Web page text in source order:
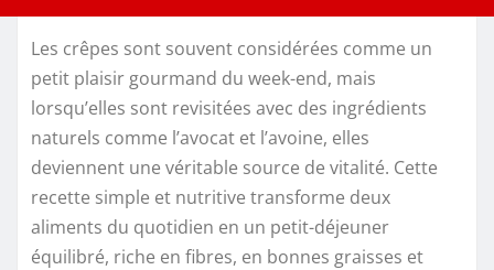
Les crêpes sont souvent considérées comme un
petit plaisir gourmand du week-end, mais
lorsqu’elles sont revisitées avec des ingrédients
naturels comme l’avocat et l’avoine, elles
deviennent une véritable source de vitalité. Cette
recette simple et nutritive transforme deux
aliments du quotidien en un petit-déjeuner
équilibré, riche en fibres, en bonnes graisses et